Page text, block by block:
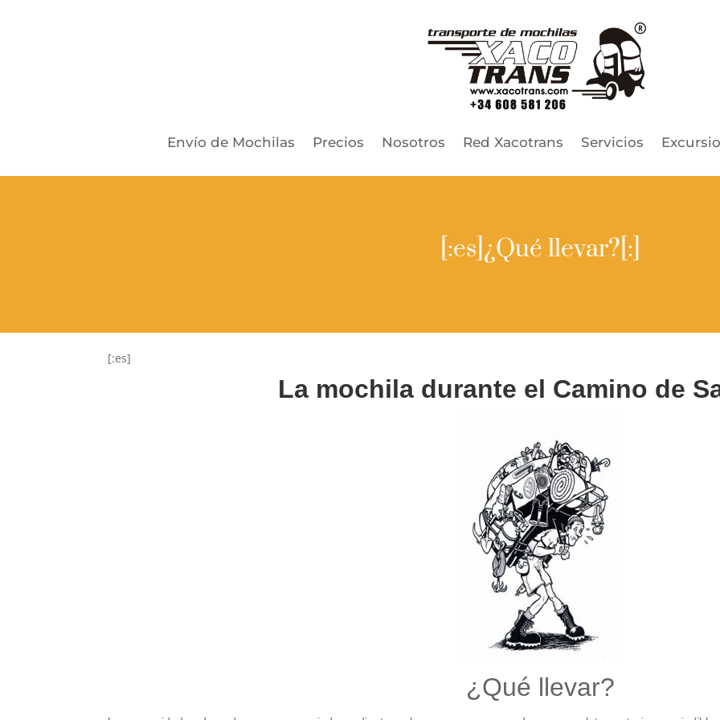
Envío de Mochilas Precios Nosotros Red Xacotrans Servicios
[:es]¿Qué llevar?[:]
[:es]
La mochila durante el Camino de
¿Qué llevar?